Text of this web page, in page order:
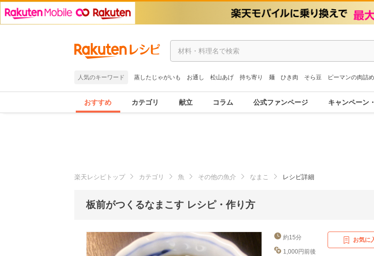
人気のキーワード 蒸したじゃがいも お通し 松山あげ 持ち寄り 麺 ひき肉 そら豆 ピーマンの肉詰め
おすすめ カテゴリ 献立 コラム 公式ファンページ キャンペーン
楽天レシピトップ カテゴリ 魚 その他の魚介 なまこ レシピ詳細
板前がつくるなまこす レシピ・作り方
約15分
1,000円前後
お気に